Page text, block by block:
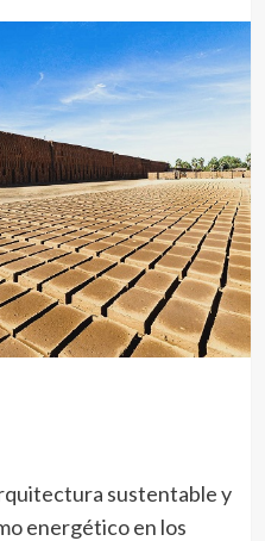
sustentable y
energético en los